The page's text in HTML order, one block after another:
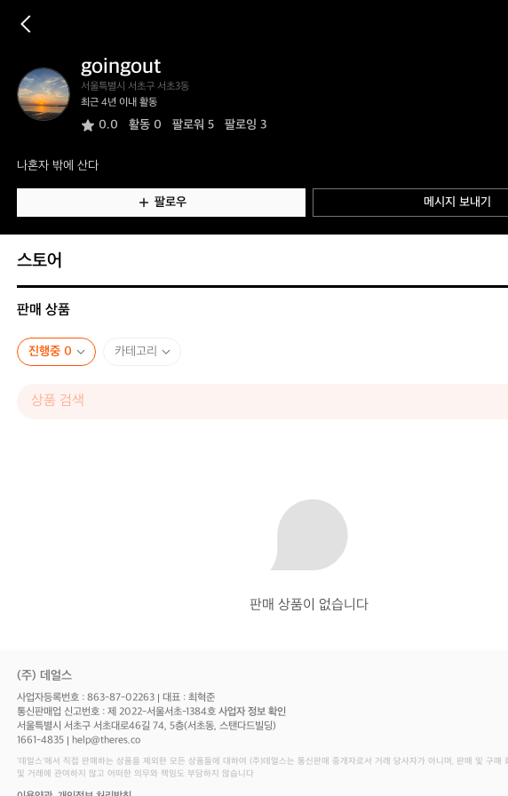
g
o
i
o
goingout
서울특별시 서초구 서초3동
최근 4년 이내 활동
0.0 활동 0 팔로워 5 팔로잉 3
나혼자 밖에 산다
팔로우 메시지 보내기
스토어
판매 상품
진행중 0 카테고리
판매 상품이 없습니다
(주) 데얼스
사업자등록번호 : 863-87-02263 대표 : 최혁준
통신판매업 신고번호 : 제 2022-서울서초-1384호 사업자 정보 확인
서울특별시 서초구 서초대로46길 74, 5층(서초동, 스탠다드빌딩)
1661-4835 help@theres.co
‘데얼스'에서 직접 판매하는 상품을 제외한 모든 상품들에 대하여 (주)데얼스는 통신판매 중개자로서 거래 당사자가 아니며, 판매 및 구매
및 거래에 관여하지 않고 어떠한 의무와 책임도 부담하지 않습니다